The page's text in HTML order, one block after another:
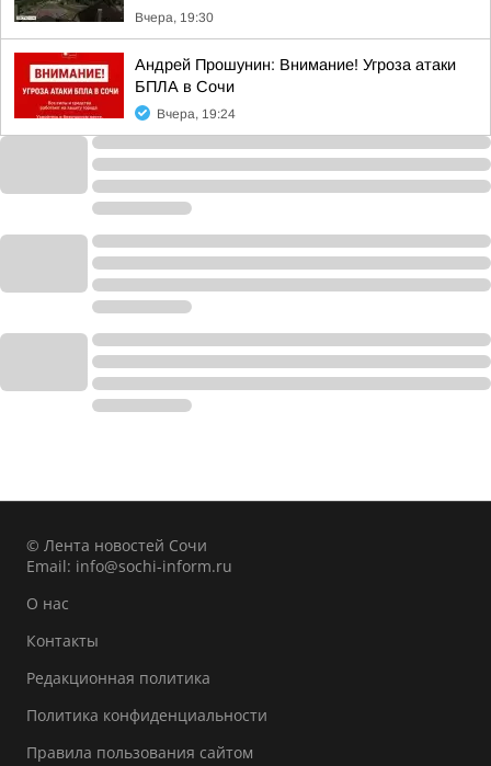
Вчера, 19:30
Андрей Прошунин: Внимание! Угроза атаки
БПЛА в Сочи
Вчера, 19:24
© Лента новостей Сочи
Email: info@sochi-inform.ru
О нас
Контакты
Редакционная политика
Политика конфиденциальности
Правила пользования сайтом